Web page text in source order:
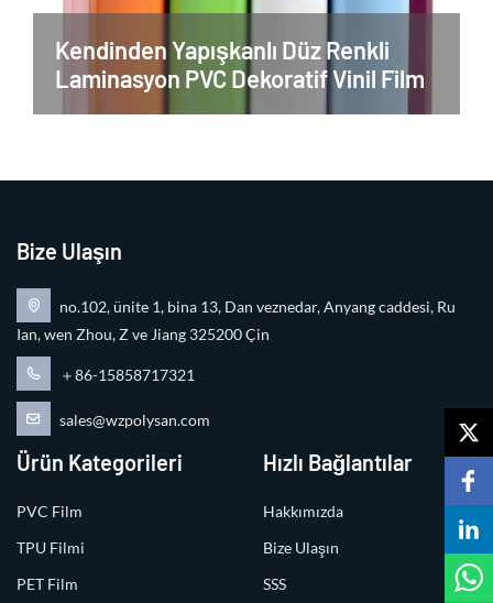
Kendinden Yapışkanlı Düz Renkli
Laminasyon PVC Dekoratif Vinil Film
Bize Ulaşın
no.102, ünite 1, bina 13, Dan veznedar, Anyang caddesi, Ru
Ian, wen Zhou, Z ve Jiang 325200 Çin
＋86-15858717321
sales@wzpolysan.com
Ürün Kategorileri
PVC Film
TPU Filmi
PET Film
Hızlı Bağlantılar
Hakkımızda
Bize Ulaşın
SSS